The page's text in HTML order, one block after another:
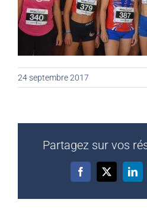
24 septembre 2017
Partagez sur vos
Facebook
X